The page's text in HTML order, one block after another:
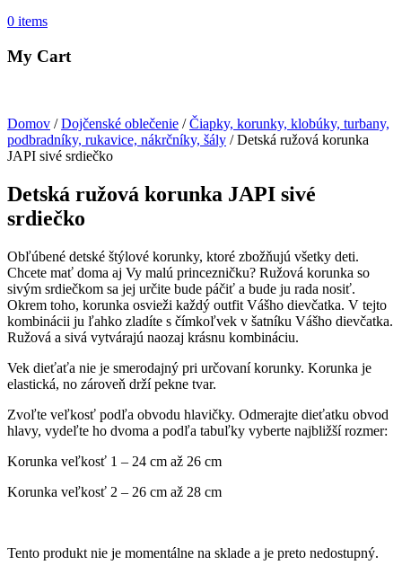
0 items
My Cart
Domov /Dojčenské oblečenie /Čiapky, korunky, klobúky, turbany,
podbradníky, rukavice, nákrčníky, šály / Detská ružová korunka
JAPI sivé srdiečko
Detská ružová korunka JAPI sivé
srdiečko
Obľúbené detské štýlové korunky, ktoré zbožňujú všetky deti.
Chcete mať doma aj Vy malú princezničku? Ružová korunka so
sivým srdiečkom sa jej určite bude páčiť a bude ju rada nosiť.
Okrem toho, korunka osvieži každý outfit Vášho dievčatka. V tejto
kombinácii ju ľahko zladíte s čímkoľvek v šatníku Vášho dievčatka.
Ružová a sivá vytvárajú naozaj krásnu kombináciu.
Vek dieťaťa nie je smerodajný pri určovaní korunky. Korunka je
elastická, no zároveň drží pekne tvar.
Zvoľte veľkosť podľa obvodu hlavičky. Odmerajte dieťatku obvod
hlavy, vydeľte ho dvoma a podľa tabuľky vyberte najbližší rozmer:
Korunka veľkosť 1 – 24 cm až 26 cm
Korunka veľkosť 2 – 26 cm až 28 cm
Tento produkt nie je momentálne na sklade a je preto nedostupný.